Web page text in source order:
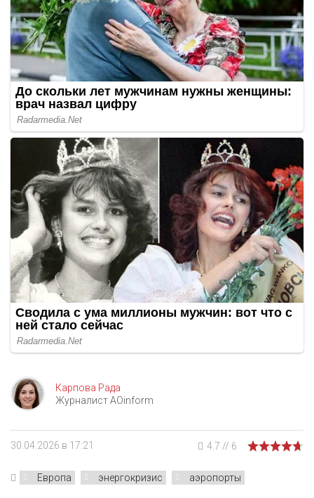
Карпова Рада
Журналист AOinform
30.04.2026 в 17:21 4.7 // 6
Европа энергокризис аэропорты